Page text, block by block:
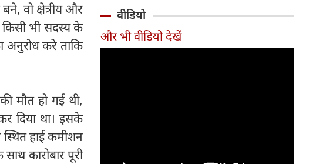
वो क्षेत्रीय और
किसी भी सदस्य के
अनुरोध करे ताकि
मौत हो गई थी,
दिया था। इसके
स्थित हाई कमीशन
कारोबार पूरी
चेसिस जैसे फीचर्स मिलते हैं।
इथेनॉल मिलाने की कोई योजना नहीं
है।
वीडियो
और भी वीडियो देखें